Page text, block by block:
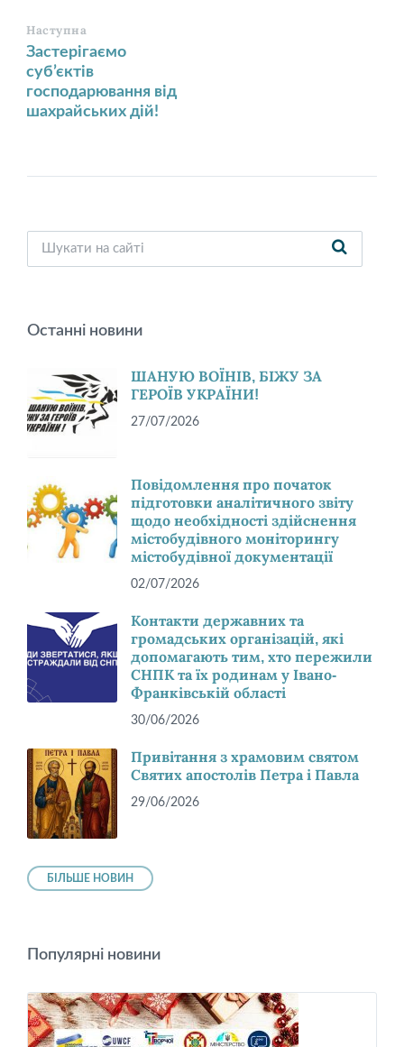
Наступна
Застерігаємо
суб’єктів
господарювання від
шахрайських дій!
Останні новини
ШАНУЮ ВОЇНІВ, БІЖУ ЗА
ГЕРОЇВ УКРАЇНИ!
27/07/2026
Повідомлення про початок
підготовки аналітичного звіту
щодо необхідності здійснення
містобудівного моніторингу
містобудівної документації
02/07/2026
Контакти державних та
громадських організацій, які
допомагають тим, хто пережили
СНПК та їх родинам у Івано-
Франківській області
30/06/2026
Привітання з храмовим святом
Святих апостолів Петра і Павла
29/06/2026
БІЛЬШЕ НОВИН
Популярні новини